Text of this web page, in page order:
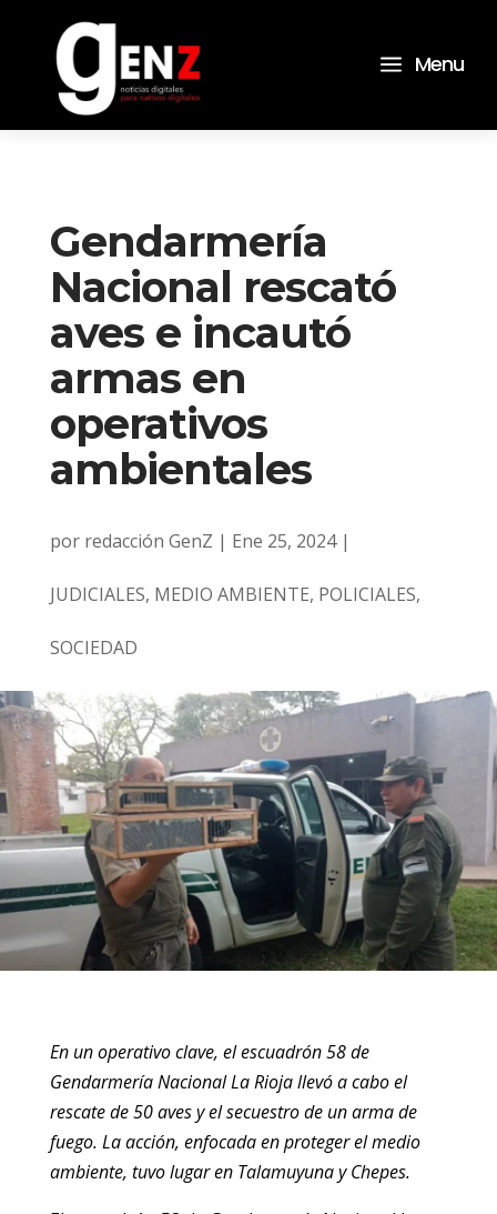
a Menu
Gendarmería
Nacional rescató
aves e incautó
armas en
operativos
ambientales
por redacción GenZ | Ene 25, 2024|
JUDICIALES, MEDIO AMBIENTE, POLICIALES,
SOCIEDAD
En un operativo clave, el escuadrón 58 de
Gendarmería Nacional La Rioja llevó a cabo el
rescate de 50 aves y el secuestro de un arma de
fuego. La acción, enfocada en proteger el medio
ambiente, tuvo lugar en Talamuyuna y Chepes.